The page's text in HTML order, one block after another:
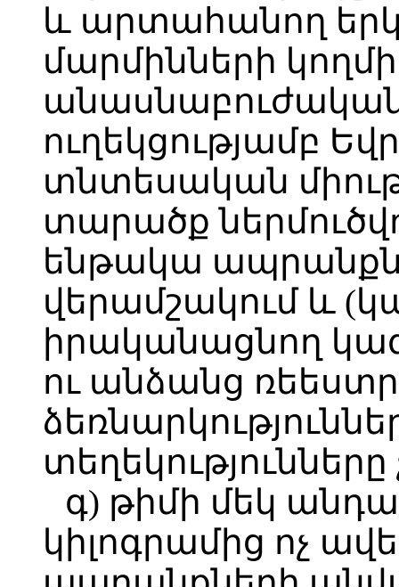
և արտահանող
մարմինների
ուղեկցությամբ
տնտեսական
տարածք
ենթակա
վերամշակում և
իրականացնող
ու անձանց
տեղեկությունները
գ) թիմի մեկ
կիլոգրամից ոչ